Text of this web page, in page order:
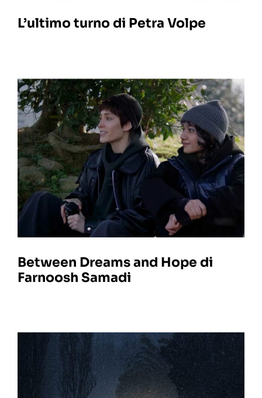
L’ultimo turno di Petra Volpe
Between Dreams and Hope di
Farnoosh Samadi